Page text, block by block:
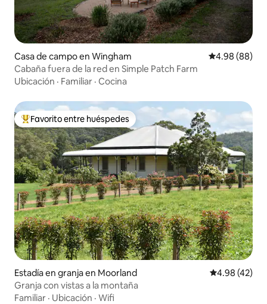
Casa de campo en Wingham Calificación
4.98 (88)
Cabaña fuera de la red en Simple Patch Farm
Ubicación · Familiar · Cocina
Favorito entre huéspedes preferido
Favorito entre huéspedes
Estadía en granja en Moorland Calificación
4.98 (42)
Granja con vistas a la montaña
Familiar · Ubicación · Wifi